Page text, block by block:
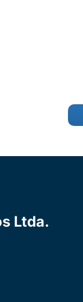
Ltda.